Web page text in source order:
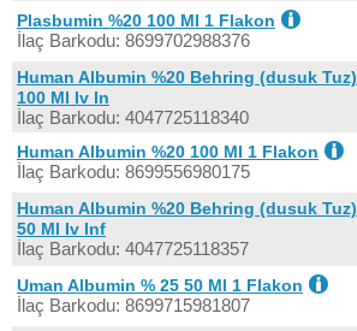
Plasbumin %20 100 Ml 1 Flakon
İlaç Barkodu: 8699702988376
Human Albumin %20 Behring (dusuk Tuz)
100 Ml Iv In
İlaç Barkodu: 4047725118340
Human Albumin %20 100 Ml 1 Flakon
İlaç Barkodu: 8699556980175
Human Albumin %20 Behring (dusuk Tuz)
50 Ml Iv Inf
İlaç Barkodu: 4047725118357
Uman Albumin % 25 50 Ml 1 Flakon
İlaç Barkodu: 8699715981807